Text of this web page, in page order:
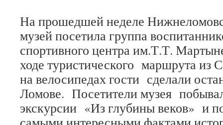
На прошедшей неделе
музей посетила группа
спортивного центра им.Т.Т.
ходе туристического маршрута из
на велосипедах гости сделали
Ломове. Посетители музея
экскурсии «Из глубины веков» и